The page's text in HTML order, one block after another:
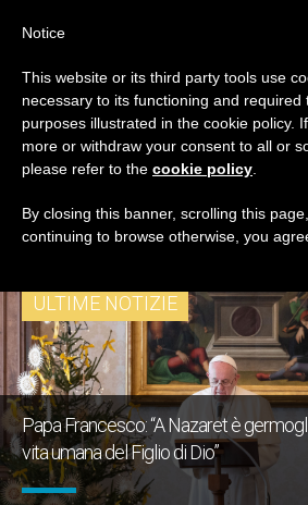
TAG
Posts
‘Angelus’
ULTIME NOTIZIE
Papa Francesco: “A Nazaret è
vita umana del Figlio di Dio”
Notice
This website or its third party tools use
necessary to its functioning and required
purposes illustrated in the cookie policy.
more or withdraw your consent to all or
please refer to the cookie policy
By closing this banner, scrolling this
continuing to browse otherwise, you